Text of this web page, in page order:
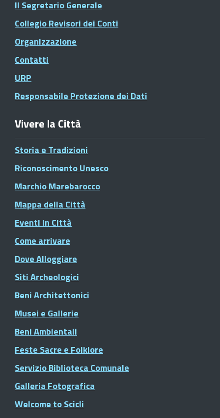
Il Segretario Generale
Collegio Revisori dei Conti
Organizzazione
Contatti
URP
Responsabile Protezione dei Dati
Vivere la Città
Storia e Tradizioni
Riconoscimento Unesco
Marchio Marebarocco
Mappa della Città
Eventi in Città
Come arrivare
Dove Alloggiare
Siti Archeologici
Beni Architettonici
Musei e Gallerie
Beni Ambientali
Feste Sacre e Folklore
Servizio Biblioteca Comunale
Galleria Fotografica
Welcome to Scicli